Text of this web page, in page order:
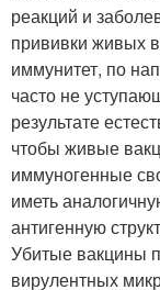
реакций и
прививки живых
иммунитет, по
часто не
результате
чтобы живые
иммуногенные
иметь
антигенную
Убитые вакцины
вирулентных